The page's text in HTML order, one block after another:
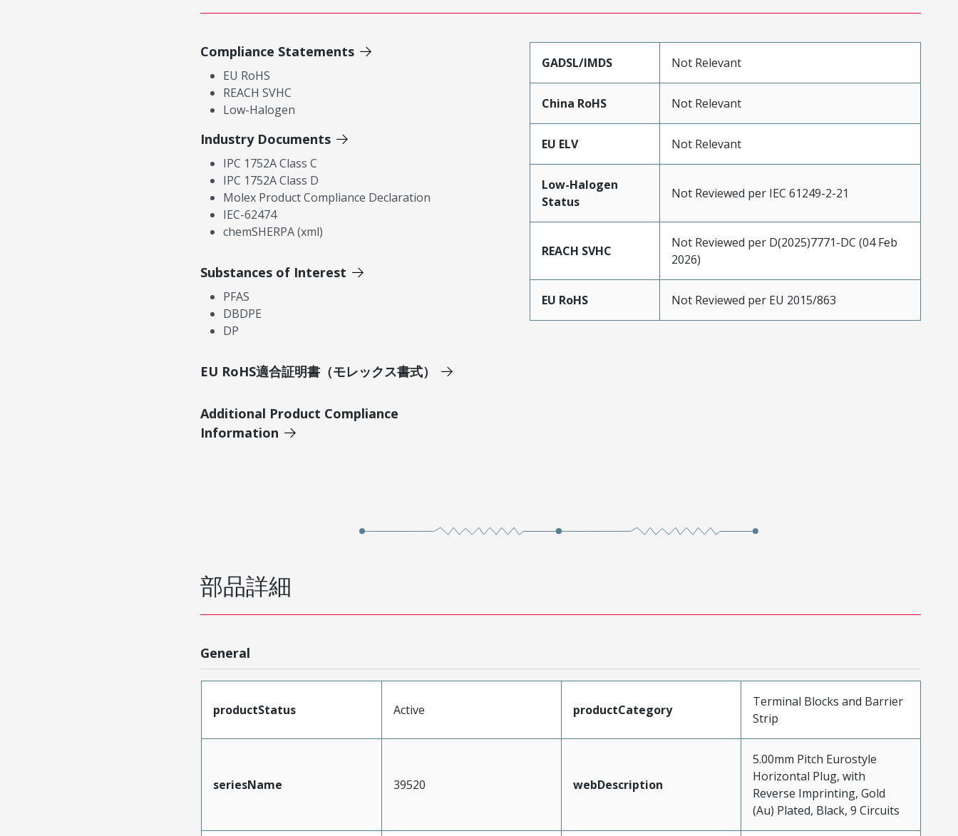
Compliance Statements
EU RoHS
REACH SVHC
Low-Halogen
Industry Documents
IPC 1752A Class C
IPC 1752A Class D
Molex Product Compliance Declaration
IEC-62474
chemSHERPA (xml)
Substances of Interest
PFAS
DBDPE
DP
EU RoHS適合証明書（モレックス書式）
Additional Product Compliance
Information
GADSL/IMDS Not Relevant
China RoHS Not Relevant
EU ELV Not Relevant
Low-Halogen
Status
Not Reviewed per IEC 61249-2-21
REACH SVHC
Not Reviewed per D(2025)7771-DC (04 Feb
2026)
EU RoHS Not Reviewed per EU 2015/863
部品詳細
General
productStatus Active productCategory
Terminal Blocks and Barrier
Strip
seriesName 39520 webDescription
5.00mm Pitch Eurostyle
Horizontal Plug, with
Reverse Imprinting, Gold
(Au) Plated, Black, 9 Circuits